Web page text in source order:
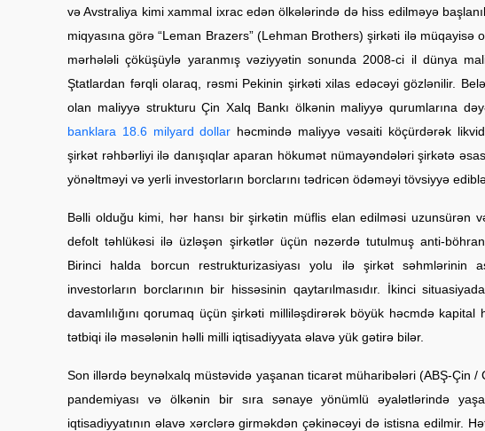
və Avstraliya kimi xammal ixrac edən ölkələrində də hiss edilməyə
miqyasına görə “Leman Brazers” (Lehman Brothers) şirkəti ilə
mərhələli çöküşüylə yaranmış vəziyyətin sonunda 2008-ci il dünya
Ştatlardan fərqli olaraq, rəsmi Pekinin şirkəti xilas edəcəyi gözlənilir.
olan maliyyə strukturu Çin Xalq Bankı ölkənin maliyyə qurumlarına
banklara 18.6 milyard dollar həcmində maliyyə vəsaiti köçürdərək
şirkət rəhbərliyi ilə danışıqlar aparan hökumət nümayəndələri şirkətə
yönəltməyi və yerli investorların borclarını tədricən ödəməyi tövsiyyə
Bəlli olduğu kimi, hər hansı bir şirkətin müflis elan edilməsi uzunsürən
defolt təhlükəsi ilə üzləşən şirkətlər üçün nəzərdə tutulmuş anti-
Birinci halda borcun restrukturizasiyası yolu ilə şirkət səhmlərinin
investorların borclarının bir hissəsinin qaytarılmasıdır. İkinci
davamlılığını qorumaq üçün şirkəti milliləşdirərək böyük həcmdə
tətbiqi ilə məsələnin həlli milli iqtisadiyyata əlavə yük gətirə bilər.
Son illərdə beynəlxalq müstəvidə yaşanan ticarət müharibələri (ABŞ-Çin
pandemiyası və ölkənin bir sıra sənaye yönümlü əyalətlərində
iqtisadiyyatının əlavə xərclərə girməkdən çəkinəcəyi də istisna edilmir.